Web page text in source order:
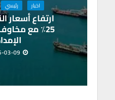
اخبار رئيسي
ارتفاع أسعار
25٪ مع
03-09